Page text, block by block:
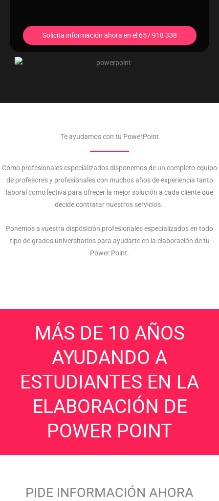
Solicita información ahora en el 657 918 338
Te ayudamos con tú PowerPoint
Como profesionales especializados disponemos de un completo equipo
de profesores y profesionales con muchos años de experiencia tanto
laboral como lectiva para ofrecer la mejor solución a cada cliente que
decide contratar nuestros servicios.
Ponemos a vuestra disposición profesionales especializados en todo
tipo de grados universitarios para ayudarte en la elaboración de tu
Power Point.
MÁS DE 10 AÑOS
AYUDANDO A
ESTUDIANTES EN LA
ELABORACIÓN DE
POWER POINT
PIDE INFORMACIÓN AHORA